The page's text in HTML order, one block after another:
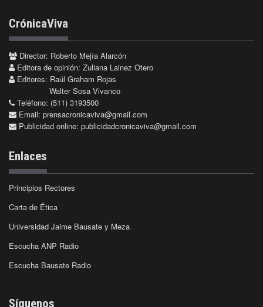
CrónicaViva
Director: Roberto Mejía Alarcón
Editora de opinión: Zuliana Lainez Otero
Editores: Raúl Graham Rojas
Walter Sosa Vivanco
Teléfono: (511) 3193500
Email: prensacronicaviva@gmail.com
Publicidad online: publicidadcronicaviva@gmail.com
Enlaces
Principios Rectores
Carta de Ética
Universidad Jaime Bausate y Meza
Escucha ANP Radio
Escucha Bausate Radio
Síguenos